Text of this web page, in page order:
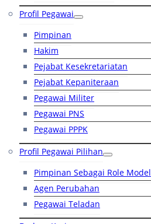
Profil Pegawai
Pimpinan
Hakim
Pejabat Kesekretariatan
Pejabat Kepaniteraan
Pegawai Militer
Pegawai PNS
Pegawai PPPK
Profil Pegawai Pilihan
Pimpinan Sebagai Role Model
Agen Perubahan
Pegawai Teladan